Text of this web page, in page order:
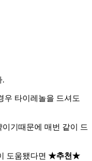
.
우 타이레놀을 드셔도
기때문에 매번 같이 드
도움됐다면 ★추천★